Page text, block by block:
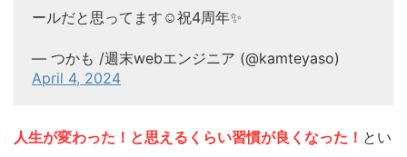
ールだと思ってます☺️祝4周年✨
— つかも /週末webエンジニア (@kamteyaso)
April 4, 2024
人生が変わった！と思えるくらい習慣が良くなった！ とい